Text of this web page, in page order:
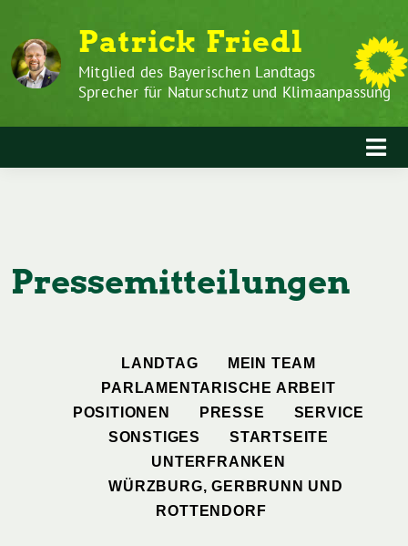
Inhalt
springen
zum
Inhalt
Patrick Friedl
Mitglied des Bayerischen Landtags
Sprecher für Naturschutz und Klimaanpassung
Pressemitteilungen
LANDTAG
MEIN TEAM
PARLAMENTARISCHE ARBEIT
POSITIONEN
PRESSE
SERVICE
SONSTIGES
STARTSEITE
UNTERFRANKEN
WÜRZBURG, GERBRUNN UND
ROTTENDORF